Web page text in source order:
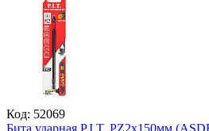
Код: 52069
Бита ударная P.I.T. PZ2x150мм